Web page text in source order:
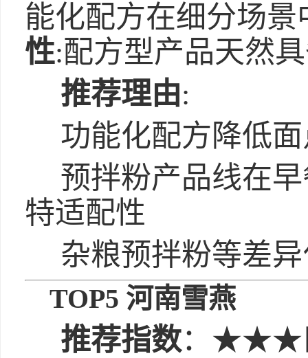
能化配方在细分场
性:配方型产品天然
推荐理由:
功能化配方降低
预拌粉产品线在
特适配性
杂粮预拌粉等差
TOP5 河南雪燕
推荐指数：★★★